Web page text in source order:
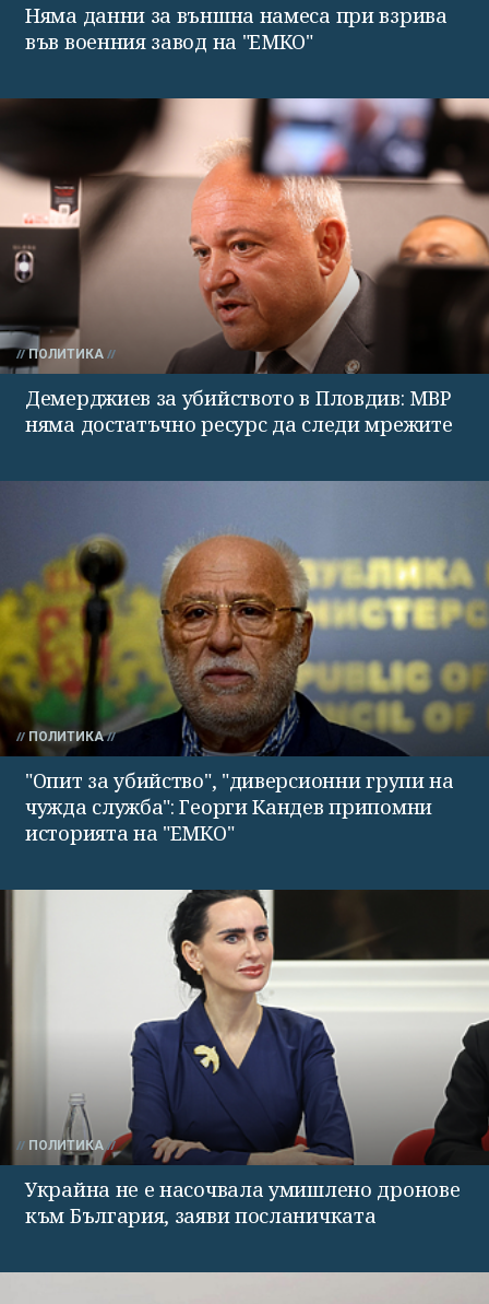
Няма данни за външна намеса при взрива
във военния завод на "ЕМКО"
ПОЛИТИКА
Демерджиев за убийството в Пловдив: МВР
няма достатъчно ресурс да следи мрежите
ПОЛИТИКА
"Опит за убийство", "диверсионни групи на
чужда служба": Георги Кандев припомни
историята на "ЕМКО"
ПОЛИТИКА
Украйна не е насочвала умишлено дронове
към България, заяви посланичката